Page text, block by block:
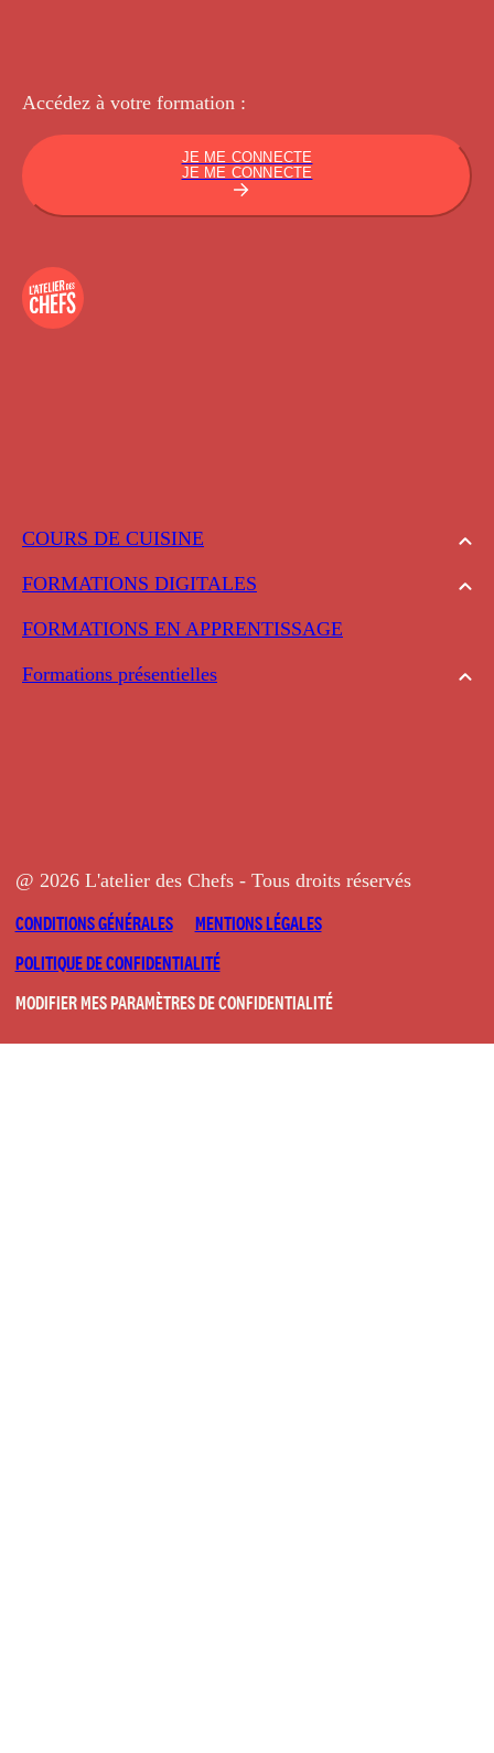
COURS DE CUISINE
FORMATIONS DIGITALES
FORMATIONS EN APPRENTISSAGE
Formations présentielles
Accédez à votre formation :
JE ME CONNECTE
JE ME CONNECTE
@ 2026 L'atelier des Chefs - Tous droits réservés
CONDITIONS GÉNÉRALES
MENTIONS LÉGALES
POLITIQUE DE CONFIDENTIALITÉ
MODIFIER MES PARAMÈTRES DE CONFIDENTIALITÉ